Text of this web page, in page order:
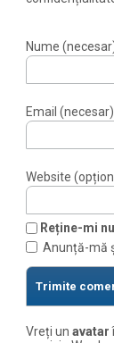
Nume
Email (necesar)
Website
Reține-mi
Anunță-mă
Vreți unavatar